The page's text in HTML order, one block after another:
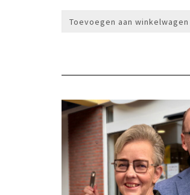
Toevoegen aan winkelwagen